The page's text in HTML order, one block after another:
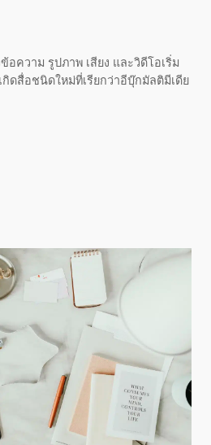
อความ รูปภาพ เสียง และวิดีโอเริ่ม
กิดสื่อชนิดใหม่ที่เรียกว่าอีบุ๊กมัลติมีเดีย